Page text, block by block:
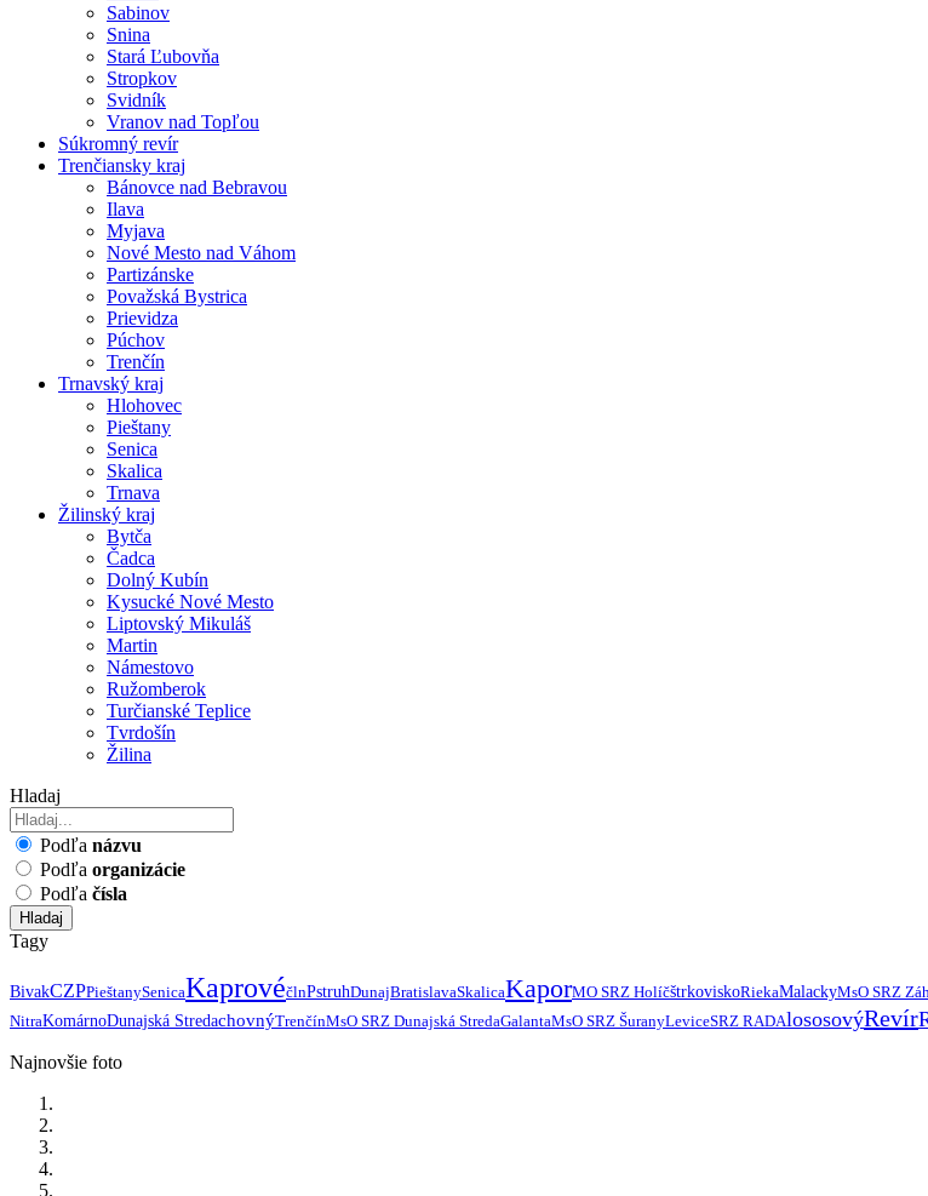
Sabinov
Snina
Stará Ľubovňa
Stropkov
Svidník
Vranov nad Topľou
Súkromný revír
Trenčiansky kraj
Bánovce nad Bebravou
Ilava
Myjava
Nové Mesto nad Váhom
Partizánske
Považská Bystrica
Prievidza
Púchov
Trenčín
Trnavský kraj
Hlohovec
Pieštany
Senica
Skalica
Trnava
Žilinský kraj
Bytča
Čadca
Dolný Kubín
Kysucké Nové Mesto
Liptovský Mikuláš
Martin
Námestovo
Ružomberok
Turčianské Teplice
Tvrdošín
Žilina
Hladaj
Podľa názvu
Podľa organizácie
Podľa čísla
Hladaj
Tagy
BivakCZPPieštanySenicaKaprovéčlnPstruhDunajBratislavaSkalicaKaporMO SRZ HolíčštrkoviskoRiekaMalackyMsO SRZ
NitraKomárnoDunajská StredachovnýTrenčínMsO SRZ Dunajská StredaGalantaMsO SRZ ŠuranyLeviceSRZ RADAlososovýRevír
Najnovšie foto